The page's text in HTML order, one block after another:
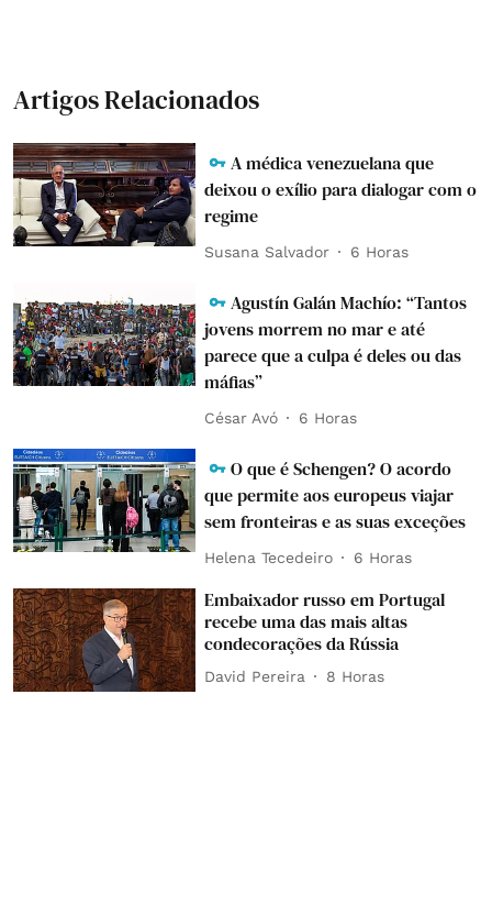
Artigos Relacionados
A médica venezuelana que
deixou o exílio para dialogar com o
regime
Susana Salvador 6 Horas
Agustín Galán Machío: “Tantos
jovens morrem no mar e até
parece que a culpa é deles ou das
máfias”
César Avó 6 Horas
O que é Schengen? O acordo
que permite aos europeus viajar
sem fronteiras e as suas exceções
Helena Tecedeiro 6 Horas
Embaixador russo em Portugal
recebe uma das mais altas
condecorações da Rússia
David Pereira 8 Horas